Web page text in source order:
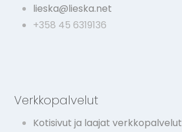
lieska@lieska.net
+358 45 6319136
Verkkopalvelut
Kotisivut ja laajat verkkopalvelut